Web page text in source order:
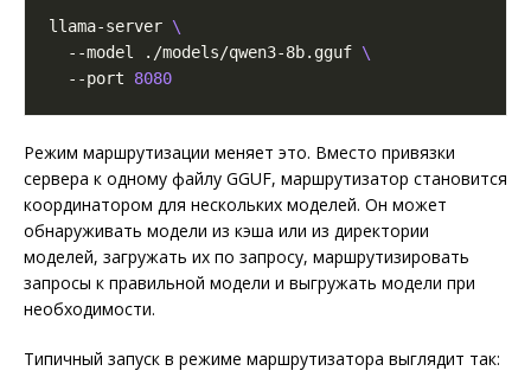
llama-server
  --model ./models/qwen3-8b.gguf
  --port
8080
Режим маршрутизации меняет это. Вместо привязки
сервера к одному файлу GGUF, маршрутизатор становится
координатором для нескольких моделей. Он может
обнаруживать модели из кэша или из директории
моделей, загружать их по запросу, маршрутизировать
запросы к правильной модели и выгружать модели при
необходимости.
Типичный запуск в режиме маршрутизатора выглядит так: